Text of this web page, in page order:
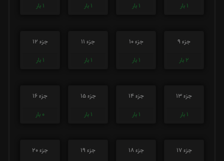
1 بار
1 بار
1 بار
1 بار
جزء 9
2 بار
جزء 10
1 بار
جزء 11
1 بار
جزء 12
1 بار
جزء 13
1 بار
جزء 14
1 بار
جزء 15
1 بار
جزء 16
0 بار
جزء 17
جزء 18
جزء 19
جزء 20